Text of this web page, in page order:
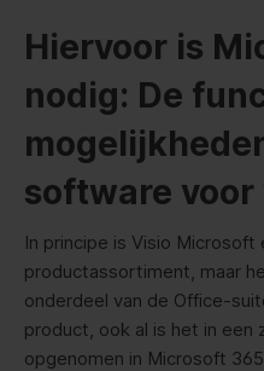
Hiervoor is
nodig: De
software
In principe is Visio
productassortiment, maar
onderdeel van de Office-
product, ook al is het in een
opgenomen in Microsoft